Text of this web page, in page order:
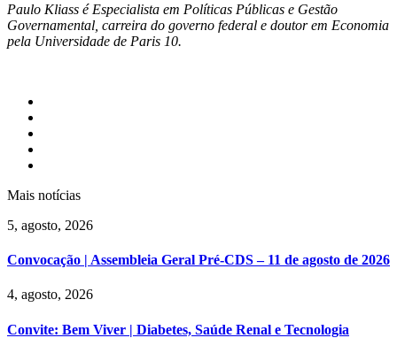
Paulo Kliass é Especialista em Políticas Públicas e Gestão
Governamental, carreira do governo federal e doutor em Economia
pela Universidade de Paris 10.
Mais notícias
5, agosto, 2026
Convocação | Assembleia Geral Pré-CDS – 11 de agosto de 2026
4, agosto, 2026
Convite: Bem Viver | Diabetes, Saúde Renal e Tecnologia